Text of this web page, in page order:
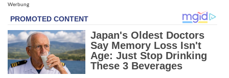
Werbung